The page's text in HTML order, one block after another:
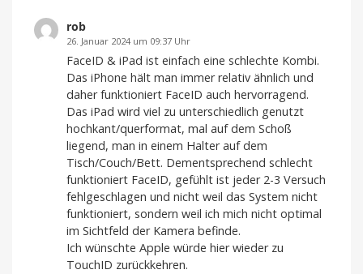
führten
zum
rob
26. Januar 2024 um 09:37 Uhr
FaceID & iPad ist einfach eine schlechte Kombi.
Das iPhone hält man immer relativ ähnlich und
daher funktioniert FaceID auch hervorragend.
Das iPad wird viel zu unterschiedlich genutzt
hochkant/querformat, mal auf dem Schoß
liegend, man in einem Halter auf dem
Tisch/Couch/Bett. Dementsprechend schlecht
funktioniert FaceID, gefühlt ist jeder 2-3 Versuch
fehlgeschlagen und nicht weil das System nicht
funktioniert, sondern weil ich mich nicht optimal
im Sichtfeld der Kamera befinde.
Ich wünschte Apple würde hier wieder zu
TouchID zurückkehren.